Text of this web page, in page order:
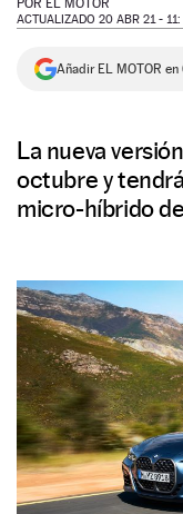
NEWSLETTER
POR EL MOTOR
ACTUALIZADO 20 ABR 21 -
Añadir EL MOTOR en
La nueva
octubre y
micro-híbrido